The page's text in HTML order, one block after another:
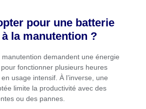
pour une batterie
la manutention ?
demandent une énergie
fonctionner plusieurs heures
usage intensif. À l’inverse, une
limite la productivité avec des
ou des pannes.